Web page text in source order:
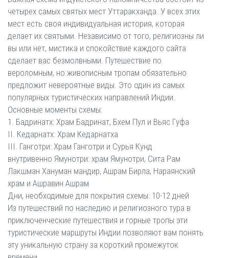
четырех самых святых мест Уттаракханда. У всех этих
мест есть своя индивидуальная история, которая
делает их святыми. Независимо от того, религиозны ли
вы или нет, мистика и спокойствие каждого сайта
сделает вас безмолвными. Путешествие по
вероломным, но живописным тропам обязательно
предложит невероятные виды. Это один из самых
популярных туристических направлений Индии.
Основные моменты схемы:
1. Бадринатх: Храм Бадринат, Бхем Пул и Вьяс Гуфа
II. Кедарнатх: Храм Кедарнатха
III. Ганготри: Храм Ганготри и Сурья Кунд
внутривенно Ямунотри: храм Ямунотри, Сита Рам
Лакшман Хануман мандир, Ашрам Бирла, Нараянский
храм и Ашравин Ашрам
Дни, необходимые для покрытия схемы: 10-12 дней
Из путешествий по наследию и религиозного тура в
приключенческие путешествия и горные тропы эти
туристические маршруты Индии позволяют вам понять
эту уникальную страну за короткий промежуток